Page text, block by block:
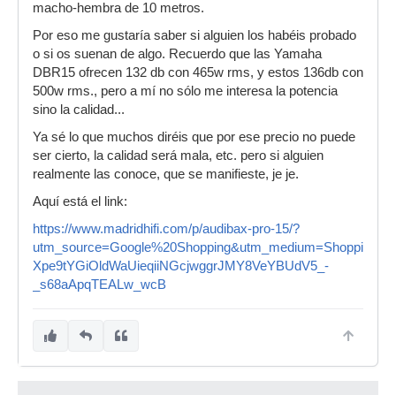
macho-hembra de 10 metros.
Por eso me gustaría saber si alguien los habéis probado
o si os suenan de algo. Recuerdo que las Yamaha
DBR15 ofrecen 132 db con 465w rms, y estos 136db con
500w rms., pero a mí no sólo me interesa la potencia
sino la calidad...
Ya sé lo que muchos diréis que por ese precio no puede
ser cierto, la calidad será mala, etc. pero si alguien
realmente las conoce, que se manifieste, je je.
Aquí está el link:
https://www.madridhifi.com/p/audibax-pro-15/?
Xpe9tYGiOldWaUieqiiNGcjwggrJMY8VeYBUdV5_-
_s68aApqTEALw_wcB